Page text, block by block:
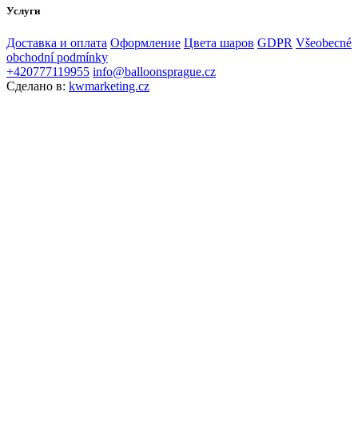
Услуги
Доставка и оплата Оформление Цвета шаров GDPR Všeobecné
obchodní podmínky
+420777119955 info@balloonsprague.cz
Сделано в: kwmarketing.cz